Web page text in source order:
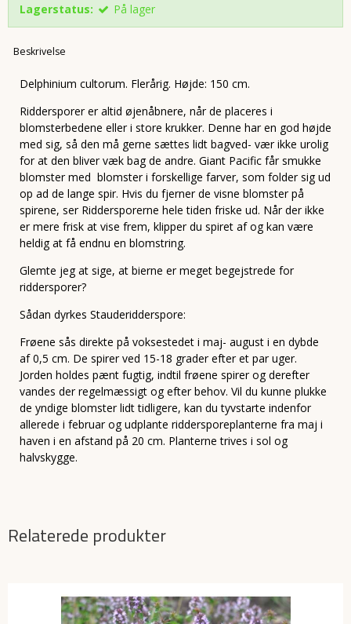
Lagerstatus: På lager
Beskrivelse
Delphinium cultorum. Flerårig. Højde: 150 cm.
Riddersporer er altid øjenåbnere, når de placeres i
blomsterbedene eller i store krukker. Denne har en god højde
med sig, så den må gerne sættes lidt bagved- vær ikke urolig
for at den bliver væk bag de andre. Giant Pacific får smukke
blomster med blomster i forskellige farver, som folder sig ud
op ad de lange spir. Hvis du fjerner de visne blomster på
spirene, ser Riddersporerne hele tiden friske ud. Når der ikke
er mere frisk at vise frem, klipper du spiret af og kan være
heldig at få endnu en blomstring.
Glemte jeg at sige, at bierne er meget begejstrede for
riddersporer?
Sådan dyrkes Stauderidderspore:
Frøene sås direkte på voksestedet i maj- august i en dybde
af 0,5 cm. De spirer ved 15-18 grader efter et par uger.
Jorden holdes pænt fugtig, indtil frøene spirer og derefter
vandes der regelmæssigt og efter behov. Vil du kunne plukke
de yndige blomster lidt tidligere, kan du tyvstarte indenfor
allerede i februar og udplante riddersporeplanterne fra maj i
haven i en afstand på 20 cm. Planterne trives i sol og
halvskygge.
Relaterede produkter